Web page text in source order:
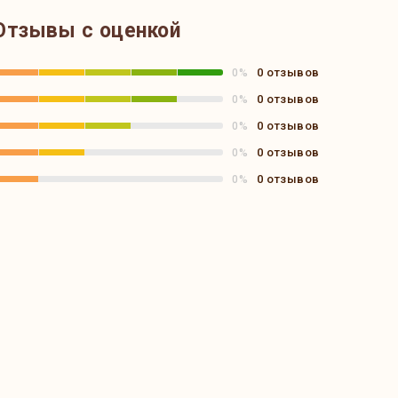
с оценкой
0% 0 отзывов
0% 0 отзывов
0% 0 отзывов
0% 0 отзывов
0% 0 отзывов